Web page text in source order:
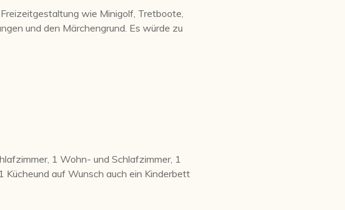
wie Minigolf, Tretboote,
und den Märchengrund. Es würde zu
1 Wohn- und Schlafzimmer, 1
auf Wunsch auch ein Kinderbett